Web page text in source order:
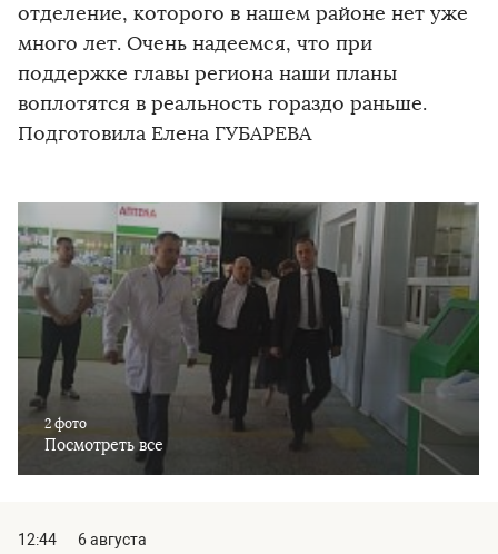
отделение, которого в нашем районе нет уже
много лет. Очень надеемся, что при
поддержке главы региона наши планы
воплотятся в реальность гораздо раньше.
Подготовила Елена ГУБАРЕВА
2 фото
Посмотреть все
12:44
6 августа